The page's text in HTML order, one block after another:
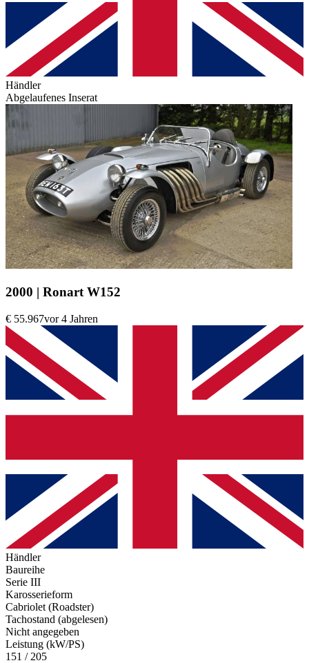
Händler
Abgelaufenes Inserat
2000 | Ronart W152
€ 55.967vor 4 Jahren
Händler
Baureihe
Serie III
Karosserieform
Cabriolet (Roadster)
Tachostand (abgelesen)
Nicht angegeben
Leistung (kW/PS)
151 / 205